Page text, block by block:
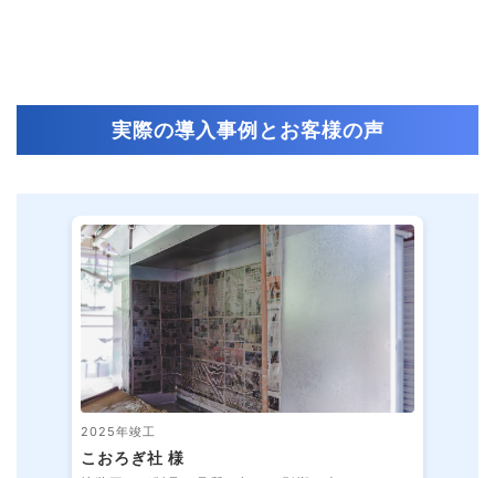
実際の導入事例とお客様の声
2025年竣工
こおろぎ社 様